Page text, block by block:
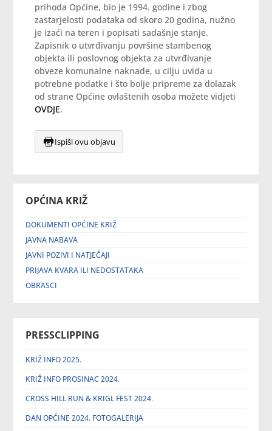
OPĆINA KRIŽ
DOKUMENTI OPĆINE KRIŽ
JAVNA NABAVA
JAVNI POZIVI I NATJEČAJI
PRIJAVA KVARA ILI NEDOSTATAKA
OBRASCI
PRESSCLIPPING
KRIŽ INFO 2025.
KRIŽ INFO PROSINAC 2024.
CROSS HILL RUN & KRIGL FEST 2024.
DAN OPĆINE 2024. FOTOGALERIJA
prihoda Općine, bio je 1994. godine i zbog
zastarjelosti podataka od skoro 20 godina, nužno
je izaći na teren i popisati sadašnje stanje.
Zapisnik o utvrđivanju površine stambenog
objekta ili poslovnog objekta za utvrđivanje
obveze komunalne naknade, u cilju uvida u
potrebne podatke i što bolje pripreme za dolazak
od strane Općine ovlaštenih osoba možete vidjeti
OVDJE.
Ispiši ovu objavu